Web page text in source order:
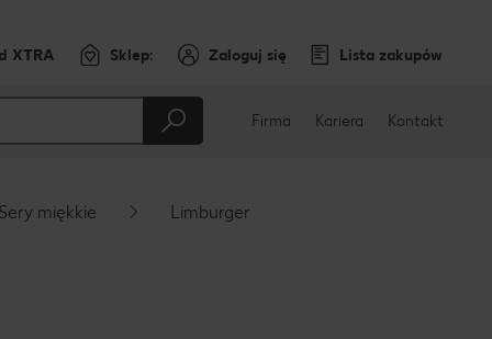
XTRA Sklep: Zaloguj się Lista zakupów
Firma Kariera Kontakt
miękkie Limburger